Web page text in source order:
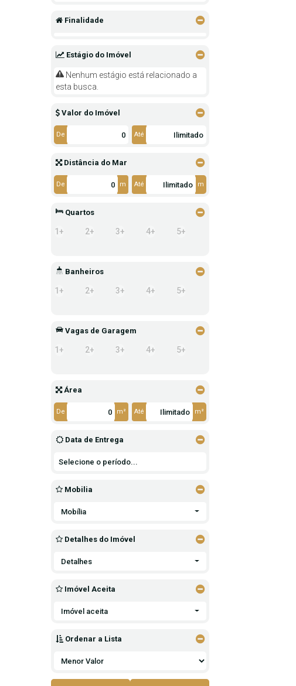
Finalidade
Estágio do Imóvel
Nenhum estágio está relacionado a
esta busca.
Valor do Imóvel
De Até
Distância do Mar
De m Até m
Quartos
1+ 2+ 3+ 4+ 5+
Banheiros
1+ 2+ 3+ 4+ 5+
Vagas de Garagem
1+ 2+ 3+ 4+ 5+
Área
De m² Até m²
Data de Entrega
Mobilia
Mobília
Detalhes do Imóvel
Detalhes
Imóvel Aceita
Imóvel aceita
Ordenar a Lista